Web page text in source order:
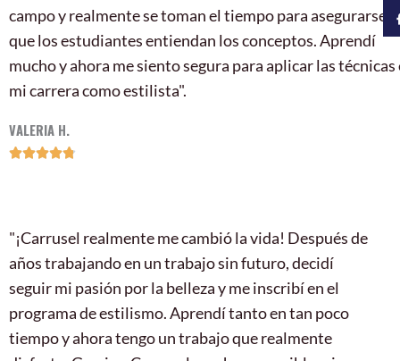
campo y realmente se toman el tiempo para asegurarse
que los estudiantes entiendan los conceptos. Aprendí
mucho y ahora me siento segura para aplicar las técnicas
mi carrera como estilista".
VALERIA H.

"¡Carrusel realmente me cambió la vida! Después de
años trabajando en un trabajo sin futuro, decidí
seguir mi pasión por la belleza y me inscribí en el
programa de estilismo. Aprendí tanto en tan poco
tiempo y ahora tengo un trabajo que realmente